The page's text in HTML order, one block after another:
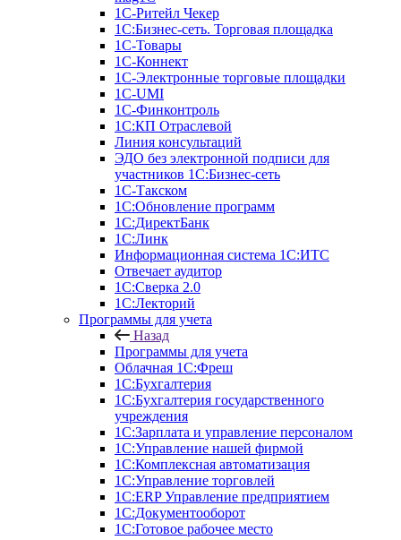
1С-Ритейл Чекер
1С:Бизнес-сеть. Торговая площадка
1С-Товары
1С-Коннект
1С-Электронные торговые площадки
1C-UMI
1С-Финконтроль
1С:КП Отраслевой
Линия консультаций
ЭДО без электронной подписи для
участников 1С:Бизнес-сеть
1С-Такском
1С:Обновление программ
1С:ДиректБанк
1С:Линк
Информационная система 1С:ИТС
Отвечает аудитор
1С:Сверка 2.0
1С:Лекторий
Программы для учета
Назад
Программы для учета
Облачная 1С:Фреш
1С:Бухгалтерия
1С:Бухгалтерия государственного
учреждения
1С:Зарплата и управление персоналом
1С:Управление нашей фирмой
1С:Комплексная автоматизация
1С:Управление торговлей
1С:ERP Управление предприятием
1С:Документооборот
1C:Готовое рабочее место